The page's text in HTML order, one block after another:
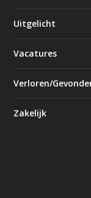
Uitgelicht
Vacatures
Verloren/
Zakelijk